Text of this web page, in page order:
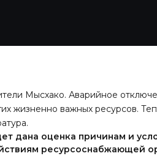
Мысхако. Аварийное
жизненно важных ресурсов.
дана оценка причинам и
ресурсоснабжающей